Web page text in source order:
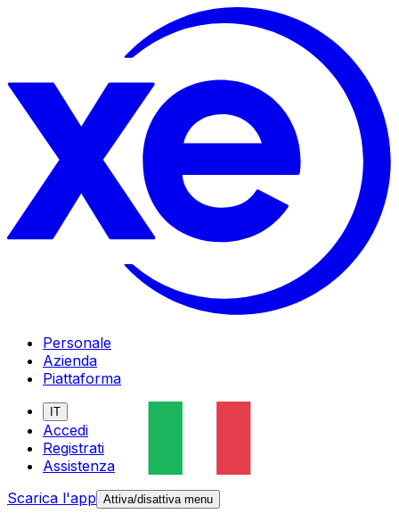
Personale
Azienda
Piattaforma
IT
Accedi
Registrati
Assistenza
Scarica l'app Attiva/disattiva menu